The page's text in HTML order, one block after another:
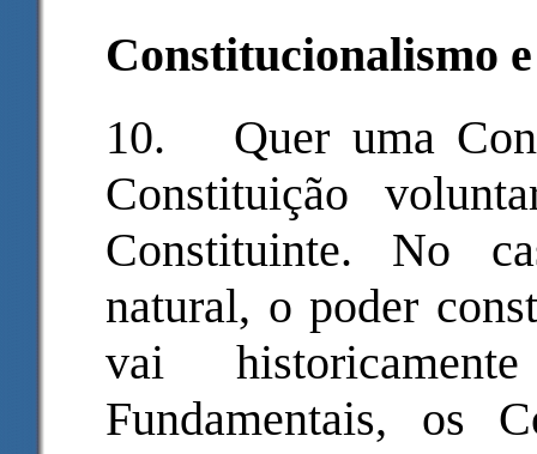
Constitucionalismo
10. Quer uma
Constituição
Constituinte. No
natural, o poder
vai
Fundamentais, os